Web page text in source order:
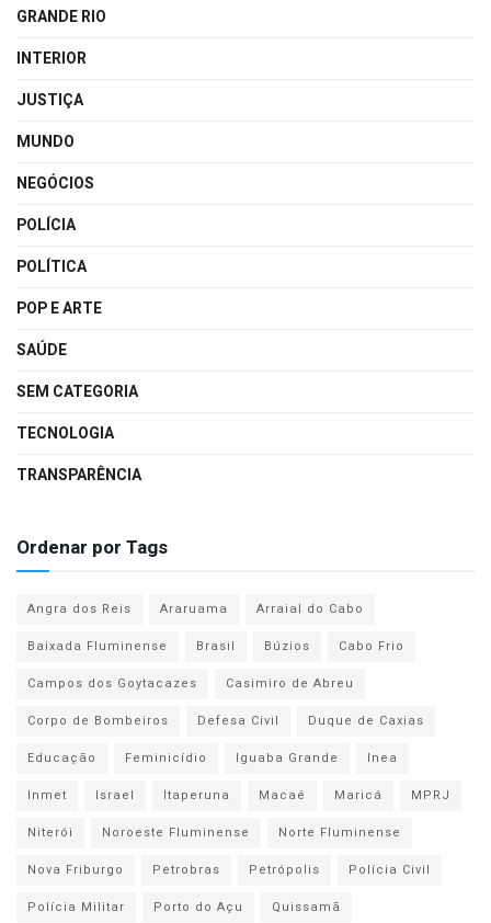
GRANDE RIO
INTERIOR
JUSTIÇA
MUNDO
NEGÓCIOS
POLÍCIA
POLÍTICA
POP E ARTE
SAÚDE
SEM CATEGORIA
TECNOLOGIA
TRANSPARÊNCIA
Ordenar por Tags
Angra dos Reis Araruama
Arraial do Cabo
Baixada Fluminense
Brasil Búzios
Cabo Frio
Campos dos Goytacazes
Casimiro de Abreu
Corpo de Bombeiros
Defesa Civil
Duque de Caxias
Educação
Feminicídio Iguaba Grande
Inea
Inmet
Israel Itaperuna Macaé Maricá
MPRJ
Niterói
Noroeste Fluminense
Norte Fluminense
Nova Friburgo
Petrobras Petrópolis
Polícia Civil
Polícia Militar
Porto do Açu
Quissamã